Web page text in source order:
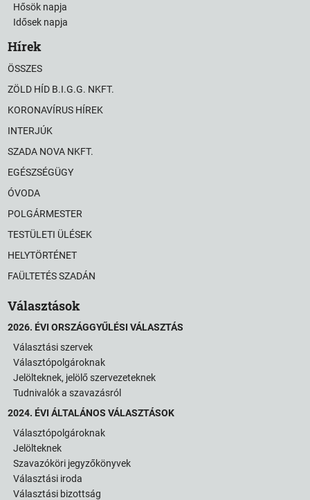
Hősök napja
Idősek napja
Hírek
ÖSSZES
ZÖLD HÍD B.I.G.G. NKFT.
KORONAVÍRUS HÍREK
INTERJÚK
SZADA NOVA NKFT.
EGÉSZSÉGÜGY
ÓVODA
POLGÁRMESTER
TESTÜLETI ÜLÉSEK
HELYTÖRTÉNET
FAÜLTETÉS SZADÁN
Választások
2026. ÉVI ORSZÁGGYŰLÉSI VÁLASZTÁS
Választási szervek
Választópolgároknak
Jelölteknek, jelölő szervezeteknek
Tudnivalók a szavazásról
2024. ÉVI ÁLTALÁNOS VÁLASZTÁSOK
Választópolgároknak
Jelölteknek
Szavazóköri jegyzőkönyvek
Választási iroda
Választási bizottság